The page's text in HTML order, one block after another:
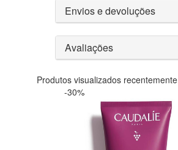
Envios e devoluções
Avaliações
Produtos visualizados recentemente
-30%